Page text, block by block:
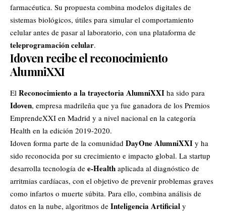
farmacéutica. Su propuesta combina modelos digitales de
sistemas biológicos, útiles para simular el comportamiento
celular antes de pasar al laboratorio, con una plataforma de
teleprogramación celular.
Idoven recibe el reconocimiento
AlumniXXI
El Reconocimiento a la trayectoria AlumniXXI ha sido para
Idoven, empresa madrileña que ya fue ganadora de los Premios
EmprendeXXI en Madrid y a nivel nacional en la categoría
Health en la edición 2019-2020.
Idoven forma parte de la comunidad DayOne AlumniXXI y ha
sido reconocida por su crecimiento e impacto global. La startup
desarrolla tecnología de e-Health aplicada al diagnóstico de
arritmias cardíacas, con el objetivo de prevenir problemas graves
como infartos o muerte súbita. Para ello, combina análisis de
datos en la nube, algoritmos de Inteligencia Artificial y